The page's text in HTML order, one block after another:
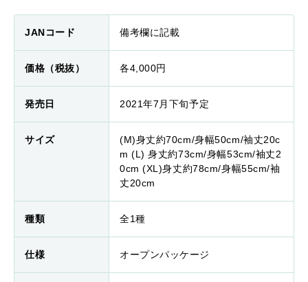
JANコード 備考欄に記載
価格（税抜） 各4,000円
発売日 2021年7月下旬予定
サイズ
(M)身丈約70cm/身幅50cm/袖丈20c
m (L) 身丈約73cm/身幅53cm/袖丈2
0cm (XL)身丈約78cm/身幅55cm/袖
丈20cm
種類 全1種
仕様 オープンパッケージ